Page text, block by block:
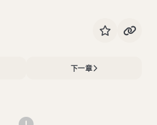
下一章